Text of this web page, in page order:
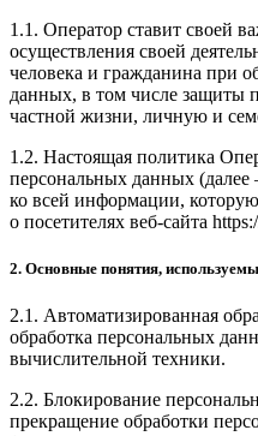
1.1. Оператор ставит своей
осуществления своей
человека и гражданина при
данных, в том числе защиты
частной жизни, личную и
1.2. Настоящая политика
персональных данных
ко всей информации,
о посетителях веб-сайта
2. Основные понятия,
2.1. Автоматизированная
обработка персональных
вычислительной техники.
2.2. Блокирование
прекращение обработки